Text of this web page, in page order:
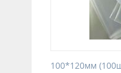
100*120мм